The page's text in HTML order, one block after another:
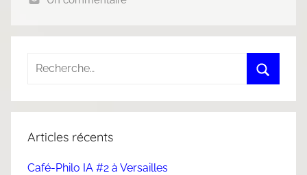
Articles récents
Café-Philo IA #2 à Versailles